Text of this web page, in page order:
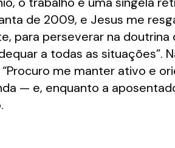
de 2009, e Jesus me
para perseverar na doutrina
a todas as situações”.
me manter ativo e
— e, enquanto a